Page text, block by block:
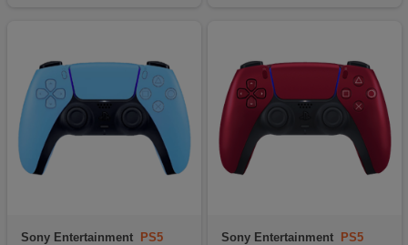
Sony Entertainment
PS5
Sony Entertainment
PS5